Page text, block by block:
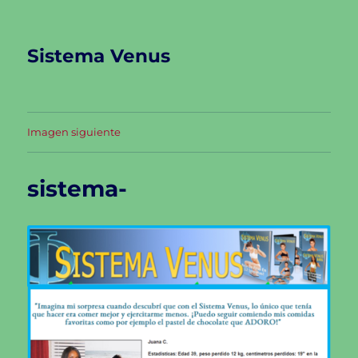
Sistema Venus
Imagen siguiente
sistema-